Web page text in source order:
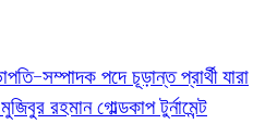
সম্পাদক পদে চূড়ান্ত প্রার্থী যারা
রহমান গোল্ডকাপ টুর্নামেন্ট